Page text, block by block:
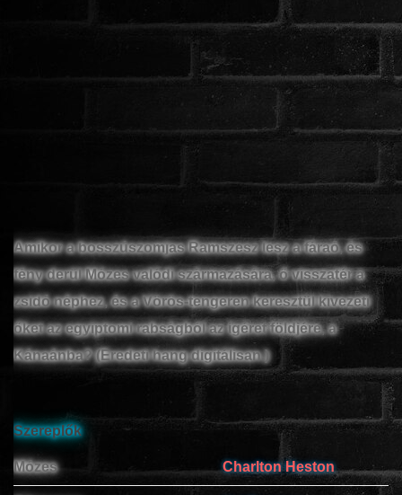
CSALÁDI
WESTERN
TÖRTÉNELMI
DOKUMENTUMFILMEK
ÉLŐ ADÁSOK (LIVE)
Amikor a bosszúszomjas Ramszesz lesz a fáraó, és
fény derül Mózes valódi származására, ő visszatér a
zsidó néphez, és a Vörös-tengeren keresztül kivezeti
őket az egyiptomi rabságból az ígéret földjére, a
Kánaánba? (Eredeti hang digitálisan.)
Szereplők
Mózes Charlton Heston